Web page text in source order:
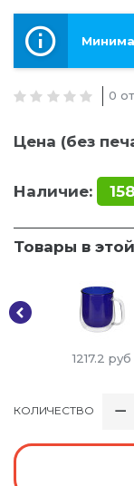
0
Цена (без
Наличие:
Товары в
1217.2 руб
КОЛИЧЕСТВО